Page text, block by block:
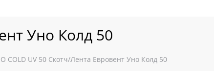
Уно Колд 50
COLD UV 50 Скотч/Лента Евровент Уно Колд 50